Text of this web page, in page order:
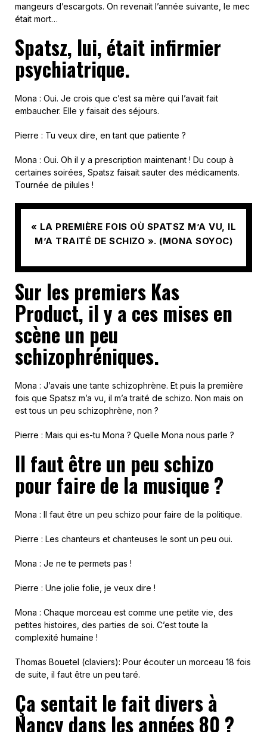
mangeurs d’escargots. On revenait l’année suivante, le mec
était mort…
Spatsz, lui, était infirmier
psychiatrique.
Mona : Oui. Je crois que c’est sa mère qui l’avait fait
embaucher. Elle y faisait des séjours.
Pierre : Tu veux dire, en tant que patiente ?
Mona : Oui. Oh il y a prescription maintenant ! Du coup à
certaines soirées, Spatsz faisait sauter des médicaments.
Tournée de pilules !
« LA PREMIÈRE FOIS OÙ SPATSZ M’A VU, IL
M’A TRAITÉ DE SCHIZO ». (MONA SOYOC)
Sur les premiers Kas
Product, il y a ces mises en
scène un peu
schizophréniques.
Mona : J’avais une tante schizophrène. Et puis la première
fois que Spatsz m’a vu, il m’a traité de schizo. Non mais on
est tous un peu schizophrène, non ?
Pierre : Mais qui es-tu Mona ? Quelle Mona nous parle ?
Il faut être un peu schizo
pour faire de la musique ?
Mona : Il faut être un peu schizo pour faire de la politique.
Pierre : Les chanteurs et chanteuses le sont un peu oui.
Mona : Je ne te permets pas !
Pierre : Une jolie folie, je veux dire !
Mona : Chaque morceau est comme une petite vie, des
petites histoires, des parties de soi. C’est toute la
complexité humaine !
Thomas Bouetel (claviers): Pour écouter un morceau 18 fois
de suite, il faut être un peu taré.
Ça sentait le fait divers à
Nancy dans les années 80 ?